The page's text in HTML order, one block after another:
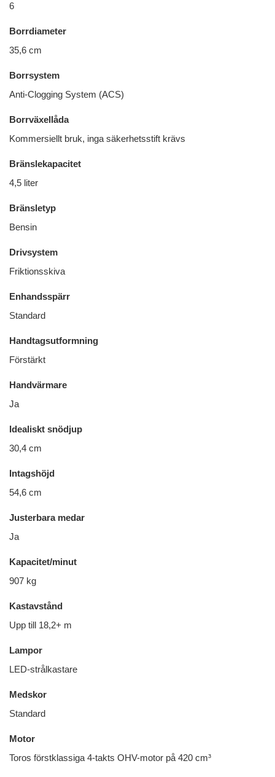
6
Borrdiameter
35,6 cm
Borrsystem
Anti-Clogging System (ACS)
Borrväxellåda
Kommersiellt bruk, inga säkerhetsstift krävs
Bränslekapacitet
4,5 liter
Bränsletyp
Bensin
Drivsystem
Friktionsskiva
Enhandsspärr
Standard
Handtagsutformning
Förstärkt
Handvärmare
Ja
Idealiskt snödjup
30,4 cm
Intagshöjd
54,6 cm
Justerbara medar
Ja
Kapacitet/minut
907 kg
Kastavstånd
Upp till 18,2+ m
Lampor
LED-strålkastare
Medskor
Standard
Motor
Toros förstklassiga 4-takts OHV-motor på 420 cm³